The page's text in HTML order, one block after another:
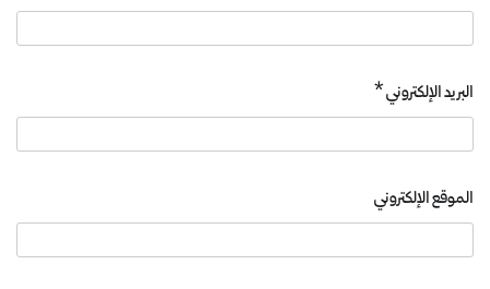
البريد الإلكتروني*
الموقع الإلكتروني